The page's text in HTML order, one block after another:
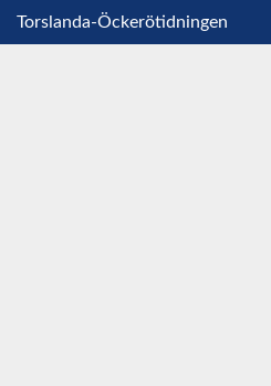
Torslanda-Öckerötidningen